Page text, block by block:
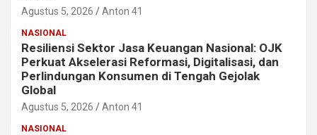
Agustus 5, 2026 Anton 41
NASIONAL
Resiliensi Sektor Jasa Keuangan Nasional: OJK
Perkuat Akselerasi Reformasi, Digitalisasi, dan
Perlindungan Konsumen di Tengah Gejolak
Global
Agustus 5, 2026 Anton 41
NASIONAL